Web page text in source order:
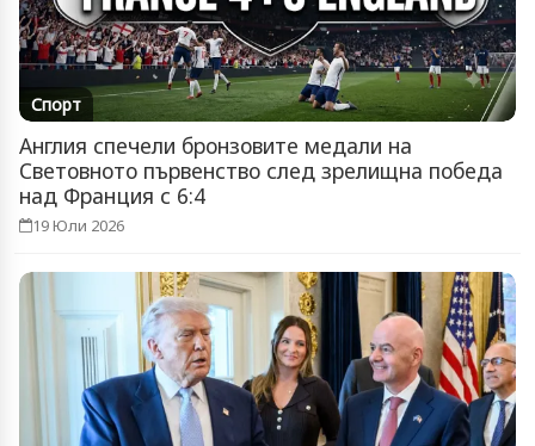
Спорт
Англия спечели бронзовите медали на
Световното първенство след зрелищна победа
над Франция с 6:4
19 Юли 2026